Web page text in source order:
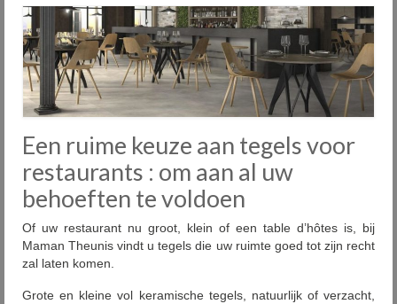
Outlet
Showrooms
Contact
FAQ
Nieuws
Een ruime keuze aan tegels voor
restaurants : om aan al uw
behoeften te voldoen
Of uw restaurant nu groot, klein of een table d’hôtes is, bij
Maman Theunis vindt u tegels die uw ruimte goed tot zijn recht
zal laten komen.
Grote en kleine vol keramische tegels, natuurlijk of verzacht,